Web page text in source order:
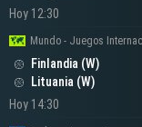
Hoy 12:30
Finlandia (W)
Lituania (W)
Hoy 14:30